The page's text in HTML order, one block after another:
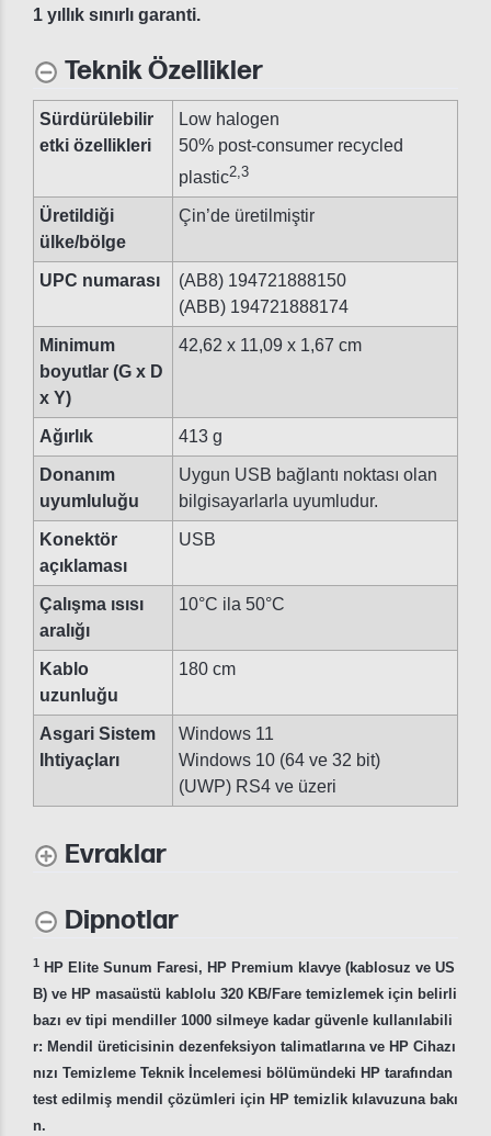
1 yıllık sınırlı garanti.
Teknik Özellikler
Sürdürülebilir
etki özellikleri
Low halogen
50% post-consumer recycled
plastic2 3
Üretildiği
ülke/bölge
Çin’de üretilmiştir
UPC numarası
(AB8) 194721888150
(ABB) 194721888174
Minimum
boyutlar (G x D
x Y)
42,62 x 11,09 x 1,67 cm
Ağırlık 413 g
Donanım
uyumluluğu
Uygun USB bağlantı noktası olan
bilgisayarlarla uyumludur.
Konektör
açıklaması
USB
Çalışma ısısı
aralığı
10°C ila 50°C
Kablo
uzunluğu
180 cm
Asgari Sistem
Ihtiyaçları
Windows 11
Windows 10 (64 ve 32 bit)
(UWP) RS4 ve üzeri
Evraklar
Dipnotlar
1 HP Elite Sunum Faresi, HP Premium klavye (kablosuz ve US
B) ve HP masaüstü kablolu 320 KB/Fare temizlemek için belirli
bazı ev tipi mendiller 1000 silmeye kadar güvenle kullanılabili
r: Mendil üreticisinin dezenfeksiyon talimatlarına ve HP Cihazı
nızı Temizleme Teknik İncelemesi bölümündeki HP tarafından
test edilmiş mendil çözümleri için HP temizlik kılavuzuna bakı
n.